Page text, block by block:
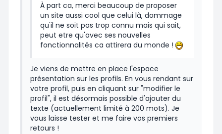
À part ca, merci beaucoup de proposer
un site aussi cool que celui là, dommage
qu'il ne soit pas trop connu mais qui sait,
peut etre qu'avec ses nouvelles
fonctionnalités ca attirera du monde !
Je viens de mettre en place l'espace
présentation sur les profils. En vous rendant sur
votre profil, puis en cliquant sur "modifier le
profil", il est désormais possible d'ajouter du
texte (actuellement limité à 200 mots). Je
vous laisse tester et me faire vos premiers
retours !